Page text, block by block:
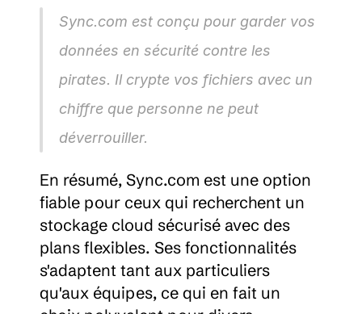
Sync.com est conçu pour garder vos
données en sécurité contre les
pirates. Il crypte vos fichiers avec un
chiffre que personne ne peut
déverrouiller.
En résumé, Sync.com est une option
fiable pour ceux qui recherchent un
stockage cloud sécurisé avec des
plans flexibles. Ses fonctionnalités
s'adaptent tant aux particuliers
qu'aux équipes, ce qui en fait un